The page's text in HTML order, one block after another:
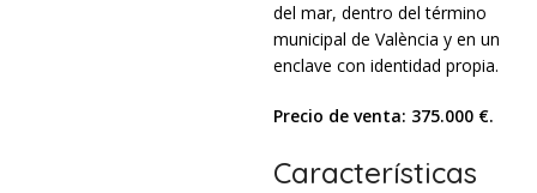
del mar, dentro del término
municipal de València y en un
enclave con identidad propia.
Precio de venta: 375.000 €.
Características